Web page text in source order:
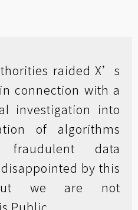
raided X’s
connection with a
investigation into
of algorithms
data
by this
but we are not